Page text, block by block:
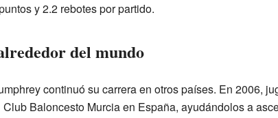
y 2.2 rebotes por partido.
del mundo
continuó su carrera en otros países. En 2006,
Baloncesto Murcia en España, ayudándolos a